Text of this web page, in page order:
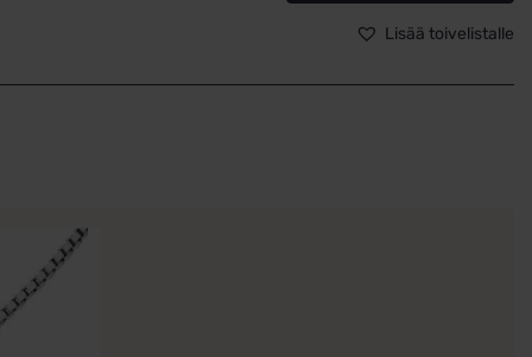
Lisää toivelistalle